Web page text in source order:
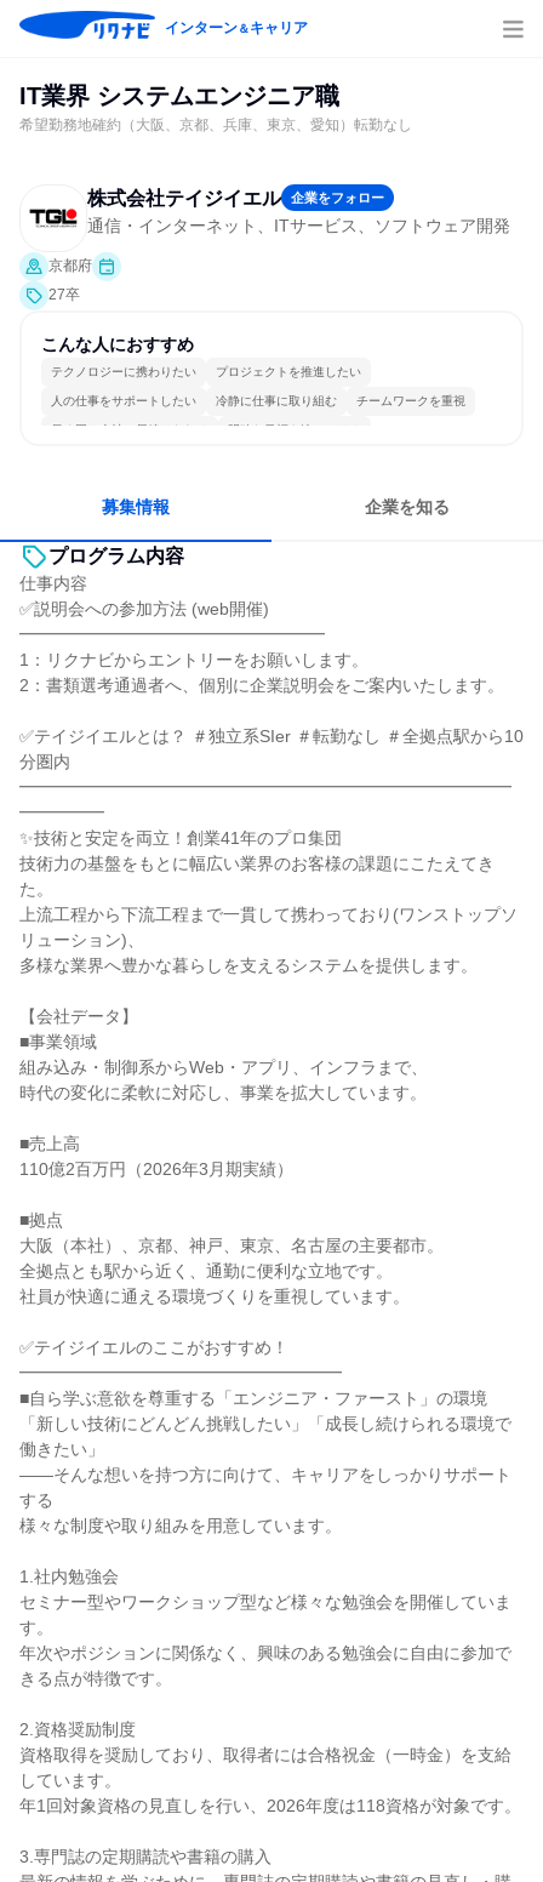
インターン＆キャリア
IT業界 システムエンジニア職
希望勤務地確約（大阪、京都、兵庫、東京、愛知）転勤なし
株式会社テイジイエル 企業をフォロー
通信・インターネット、ITサービス、ソフトウェア開発
京都府
27卒
こんな人におすすめ
テクノロジーに携わりたい プロジェクトを推進したい
人の仕事をサポートしたい 冷静に仕事に取り組む チームワークを重視
長く同じ会社に居続けられる 明確な目標を追いかける
募集情報 企業を知る
プログラム内容
仕事内容
✅説明会への参加方法 (web開催)
━━━━━━━━━━━━━━━━━━
1：リクナビからエントリーをお願いします。
2：書類選考通過者へ、個別に企業説明会をご案内いたします。
✅テイジイエルとは？ ＃独立系SIer ＃転勤なし ＃全拠点駅から10
分圏内
━━━━━━━━━━━━━━━━━━━━━━━━━━━━━
━━━━━
✨技術と安定を両立！創業41年のプロ集団
技術力の基盤をもとに幅広い業界のお客様の課題にこたえてき
た。
上流工程から下流工程まで一貫して携わっており(ワンストップソ
リューション)、
多様な業界へ豊かな暮らしを支えるシステムを提供します。
【会社データ】
■事業領域
組み込み・制御系からWeb・アプリ、インフラまで、
時代の変化に柔軟に対応し、事業を拡大しています。
■売上高
110億2百万円（2026年3月期実績）
■拠点
大阪（本社）、京都、神戸、東京、名古屋の主要都市。
全拠点とも駅から近く、通勤に便利な立地です。
社員が快適に通える環境づくりを重視しています。
✅テイジイエルのここがおすすめ！
━━━━━━━━━━━━━━━━━━━
■自ら学ぶ意欲を尊重する「エンジニア・ファースト」の環境
「新しい技術にどんどん挑戦したい」「成長し続けられる環境で
働きたい」
――そんな想いを持つ方に向けて、キャリアをしっかりサポート
する
様々な制度や取り組みを用意しています。
1.社内勉強会
セミナー型やワークショップ型など様々な勉強会を開催していま
す。
年次やポジションに関係なく、興味のある勉強会に自由に参加で
きる点が特徴です。
2.資格奨励制度
資格取得を奨励しており、取得者には合格祝金（一時金）を支給
しています。
年1回対象資格の見直しを行い、2026年度は118資格が対象です。
3.専門誌の定期購読や書籍の購入